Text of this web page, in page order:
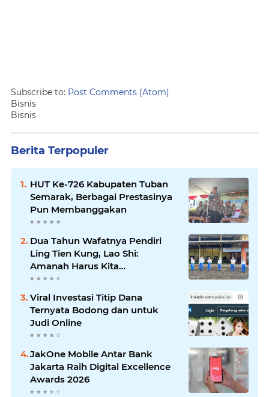
Subscribe to: Post Comments (Atom)
Bisnis
Bisnis
Berita Terpopuler
HUT Ke-726 Kabupaten Tuban
Semarak, Berbagai Prestasinya
Pun Membanggakan
Dua Tahun Wafatnya Pendiri
Ling Tien Kung, Lao Shi:
Amanah Harus Kita
Laksanakan!
Viral Investasi Titip Dana
Ternyata Bodong dan untuk
Judi Online
JakOne Mobile Antar Bank
Jakarta Raih Digital Excellence
Awards 2026